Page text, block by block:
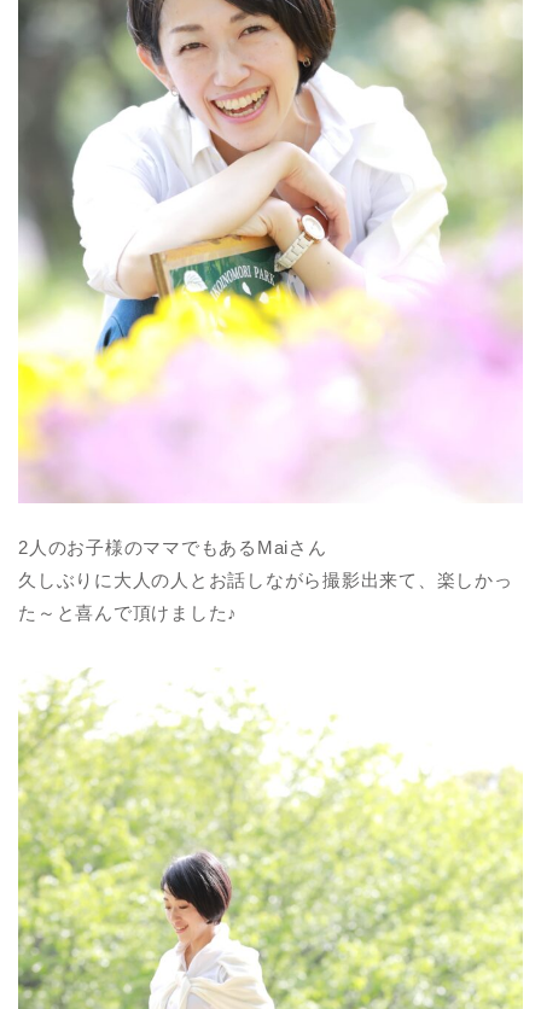
2人のお子様のママでもあるMaiさん
久しぶりに大人の人とお話しながら撮影出来て、楽しかっ
た～と喜んで頂けました♪